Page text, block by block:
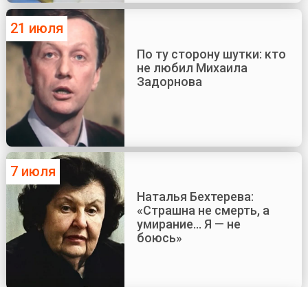
21 июля
По ту сторону шутки: кто
не любил Михаила
Задорнова
7 июля
Наталья Бехтерева:
«Страшна не смерть, а
умирание... Я — не
боюсь»